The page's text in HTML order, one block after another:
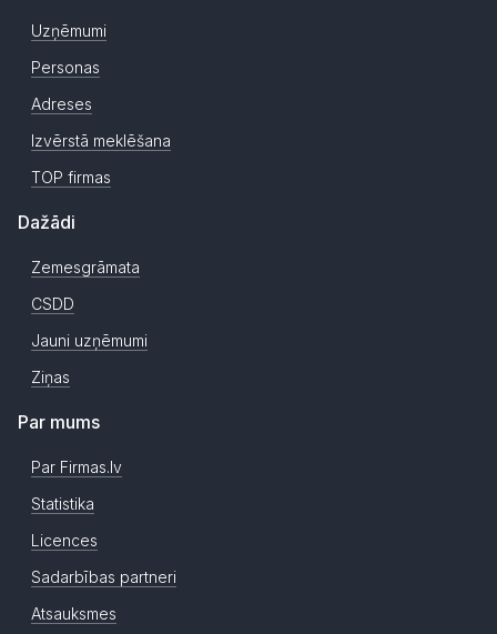
Uzņēmumi
Personas
Adreses
Izvērstā meklēšana
TOP firmas
Dažādi
Zemesgrāmata
CSDD
Jauni uzņēmumi
Ziņas
Par mums
Par Firmas.lv
Statistika
Licences
Sadarbības partneri
Atsauksmes